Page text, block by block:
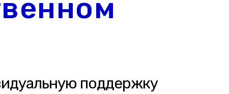
поддержку